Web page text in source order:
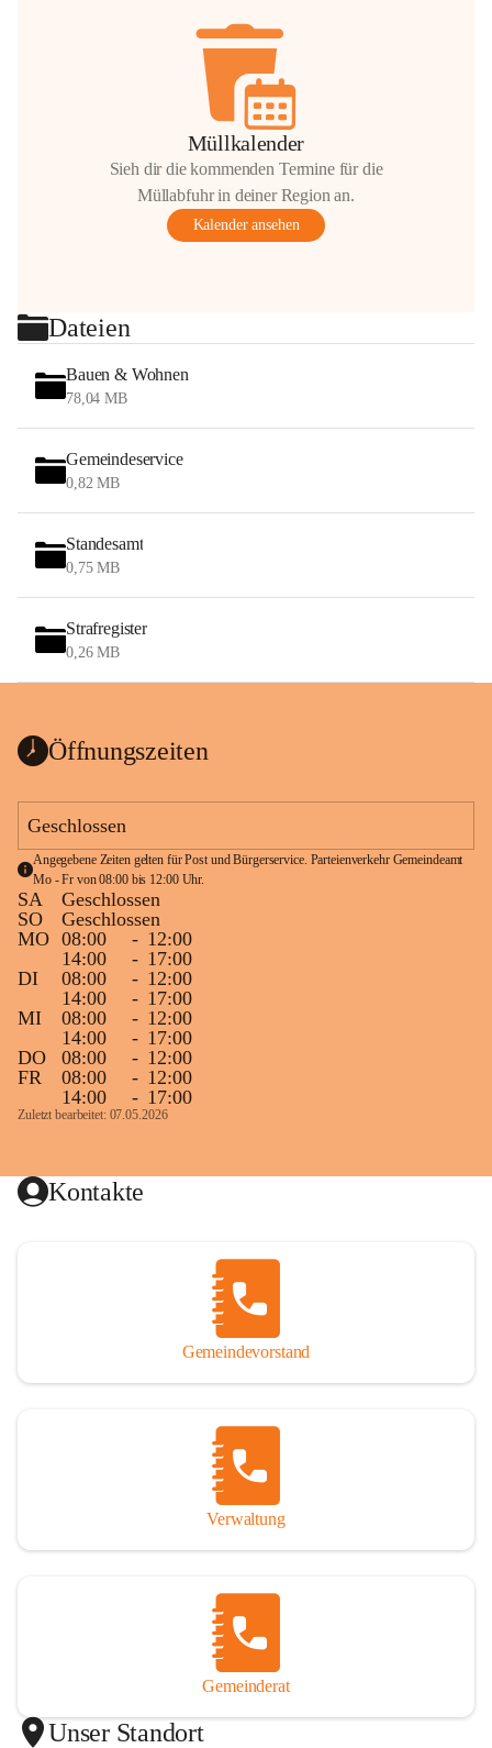
Müllkalender
Sieh dir die kommenden Termine für die
Müllabfuhr in deiner Region an.
Kalender ansehen
Dateien
Bauen & Wohnen
78,04 MB
Gemeindeservice
0,82 MB
Standesamt
0,75 MB
Strafregister
0,26 MB
Öffnungszeiten
Geschlossen
Angegebene Zeiten gelten für Post und Bürgerservice. Parteienverkehr Gemeindeamt
Mo - Fr von 08:00 bis 12:00 Uhr.
SA
Geschlossen
SO
Geschlossen
MO 08:00 - 12:00
14:00
- 17:00
DI
08:00 - 12:00
14:00
- 17:00
MI
08:00 - 12:00
14:00
- 17:00
DO
08:00 - 12:00
FR
08:00 - 12:00
14:00
- 17:00
Zuletzt bearbeitet: 07.05.2026
Kontakte
Gemeindevorstand
Verwaltung
Gemeinderat
Unser Standort